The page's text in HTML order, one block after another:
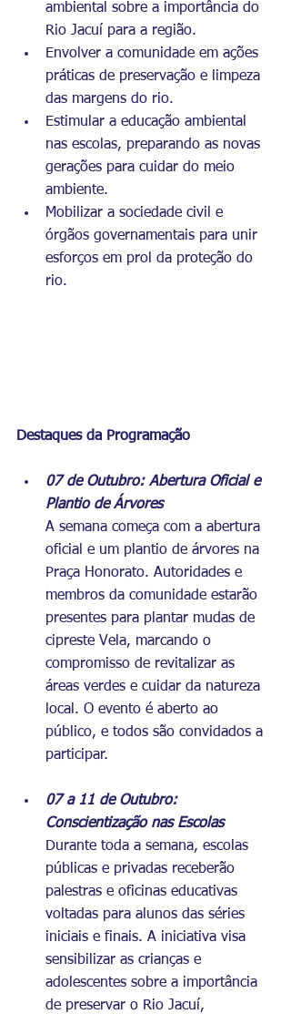
ambiental sobre a importância do
Rio Jacuí para a região.
Envolver a comunidade em ações
práticas de preservação e limpeza
das margens do rio.
Estimular a educação ambiental
nas escolas, preparando as novas
gerações para cuidar do meio
ambiente.
Mobilizar a sociedade civil e
órgãos governamentais para unir
esforços em prol da proteção do
rio.
Destaques da Programação
07 de Outubro: Abertura Oficial e
Plantio de Árvores
A semana começa com a abertura
oficial e um plantio de árvores na
Praça Honorato. Autoridades e
membros da comunidade estarão
presentes para plantar mudas de
cipreste Vela, marcando o
compromisso de revitalizar as
áreas verdes e cuidar da natureza
local. O evento é aberto ao
público, e todos são convidados a
participar.
07 a 11 de Outubro:
Conscientização nas Escolas
Durante toda a semana, escolas
públicas e privadas receberão
palestras e oficinas educativas
voltadas para alunos das séries
iniciais e finais. A iniciativa visa
sensibilizar as crianças e
adolescentes sobre a importância
de preservar o Rio Jacuí,